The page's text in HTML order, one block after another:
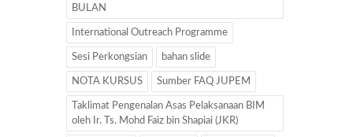
BULAN
International Outreach Programme
Sesi Perkongsian bahan slide
NOTA KURSUS Sumber FAQ JUPEM
Taklimat Pengenalan Asas Pelaksanaan BIM
oleh Ir. Ts. Mohd Faiz bin Shapiai (JKR)